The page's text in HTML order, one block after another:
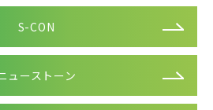
S-CON
ューストーン